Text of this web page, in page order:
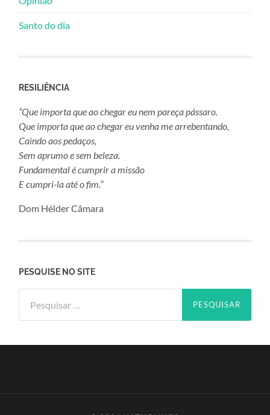
Santo do dia
RESILIÊNCIA
“Que importa que ao chegar eu nem pareça pássaro.
Que importa que ao chegar eu venha me arrebentando,
Caindo aos pedaços,
Sem aprumo e sem beleza.
Fundamental é cumprir a missão
E cumpri-la até o fim.”
Dom Hélder Câmara
PESQUISE NO SITE
por: